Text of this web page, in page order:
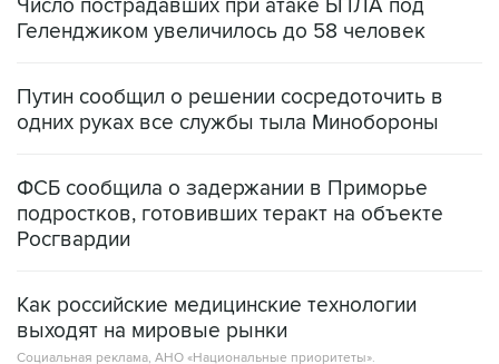
Число пострадавших при атаке БПЛА под
Геленджиком увеличилось до 58 человек
Путин сообщил о решении сосредоточить в
одних руках все службы тыла Минобороны
ФСБ сообщила о задержании в Приморье
подростков, готовивших теракт на объекте
Росгвардии
Как российские медицинские технологии
выходят на мировые рынки
Социальная реклама, АНО «Национальные приоритеты».